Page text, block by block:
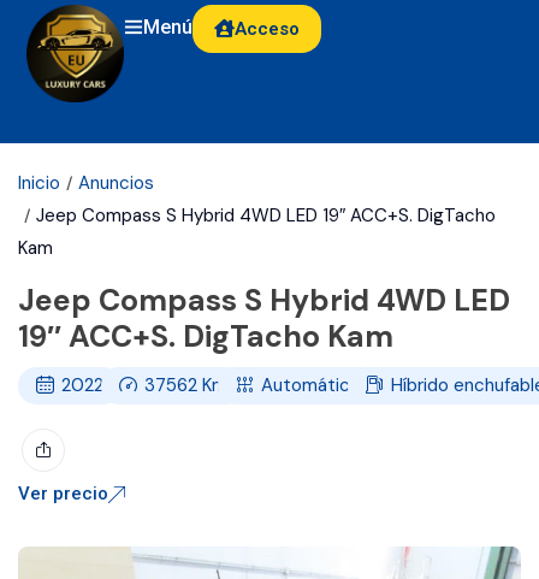
Menú Acceso
Inicio
Anuncios
Jeep Compass S Hybrid 4WD LED 19″ ACC+S. DigTacho
Kam
Jeep Compass S Hybrid 4WD LED
19″ ACC+S. DigTacho Kam
2022 37562Km Automático Híbrido
Ver precio